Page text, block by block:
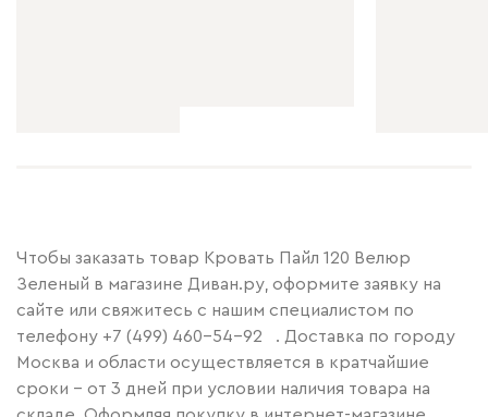
Чтобы заказать товар Кровать Пайл 120 Велюр
Зеленый в магазине Диван.ру, оформите заявку на
сайте или свяжитесь с нашим специалистом по
телефону +7 (499) 460-54-92
. Доставка по городу
Москва и области осуществляется в кратчайшие
сроки – от 3 дней при условии наличия товара на